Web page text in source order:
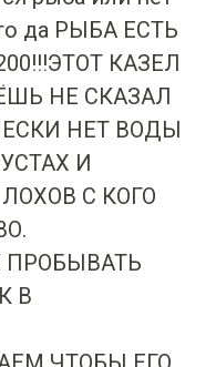
КАЗЕЛ
НЕ СКАЗАЛ
НЕТ ВОДЫ
И
С КОГО
В
ЧТОБЫ ЕГО
ПОЛНОСТЮ ЗА